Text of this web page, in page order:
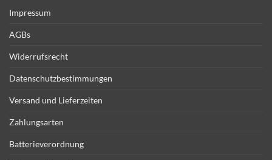
Impressum
AGBs
Widerrufsrecht
Datenschutzbestimmungen
Versand und Lieferzeiten
Zahlungsarten
Batterieverordnung